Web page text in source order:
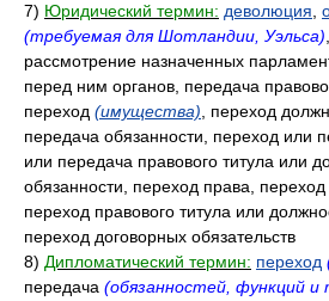
7) Юридический термин: деволюция
(требуемая для Шотландии, Уэльса)
рассмотрение назначенных
перед ним органов, передача
переход (имущества) , переход
передача обязанности, переход или
или передача правового титула или
обязанности, переход права, переход
переход правового титула или
переход договорных обязательств
8) Дипломатический термин: переход
передача (обязанностей, функций и